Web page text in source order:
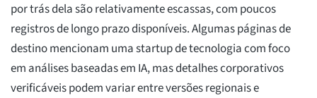
por trás dela são relativamente escassas, com poucos
registros de longo prazo disponíveis. Algumas páginas de
destino mencionam uma startup de tecnologia com foco
em análises baseadas em IA, mas detalhes corporativos
verificáveis podem variar entre versões regionais e